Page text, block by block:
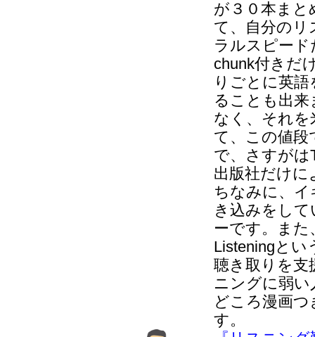
が３０本ま
て、自分のリ
ラルスピー
chunk付きだ
りごとに英
ることも出
なく、それを
て、この値段
で、さすがは
出版社だけ
ちなみに、
き込みをし
ーです。また
Listeningとい
聴き取りを支
ニングに弱
どころ漫画
す。